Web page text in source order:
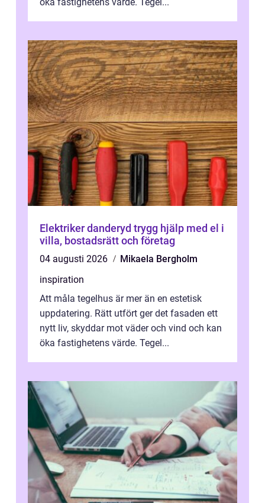
öka fastighetens värde. Tegel...
Elektriker danderyd trygg hjälp med el i
villa, bostadsrätt och företag
04 augusti 2026
Mikaela Bergholm
inspiration
Att måla tegelhus är mer än en estetisk
uppdatering. Rätt utfört ger det fasaden ett
nytt liv, skyddar mot väder och vind och kan
öka fastighetens värde. Tegel...